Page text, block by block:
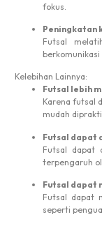
fokus.
Peningkatan
Futsal
Kelebihan Lainnya:
Futsal lebih
Karena futsal
mudah
Futsal dapat
Futsal dapat
terpengaruh
Futsal dapat
Futsal dapat
seperti